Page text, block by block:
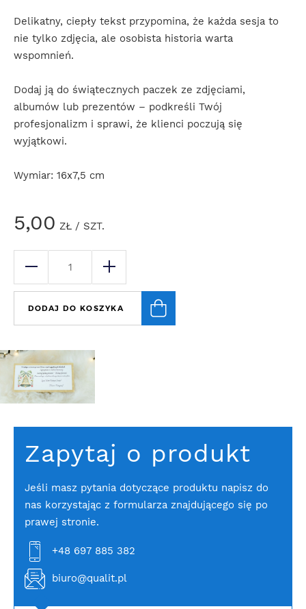
Delikatny, ciepły tekst przypomina, że każda sesja to
nie tylko zdjęcia, ale osobista historia warta
wspomnień.
Dodaj ją do świątecznych paczek ze zdjęciami,
albumów lub prezentów – podkreśli Twój
profesjonalizm i sprawi, że klienci poczują się
wyjątkowi.
Wymiar: 16x7,5 cm
5,00 ZŁ / SZT.
DODAJ DO KOSZYKA
Zapytaj o produkt
Jeśli masz pytania dotyczące produktu napisz do
nas korzystając z formularza znajdującego się po
prawej stronie.
+48 697 885 382
biuro@qualit.pl